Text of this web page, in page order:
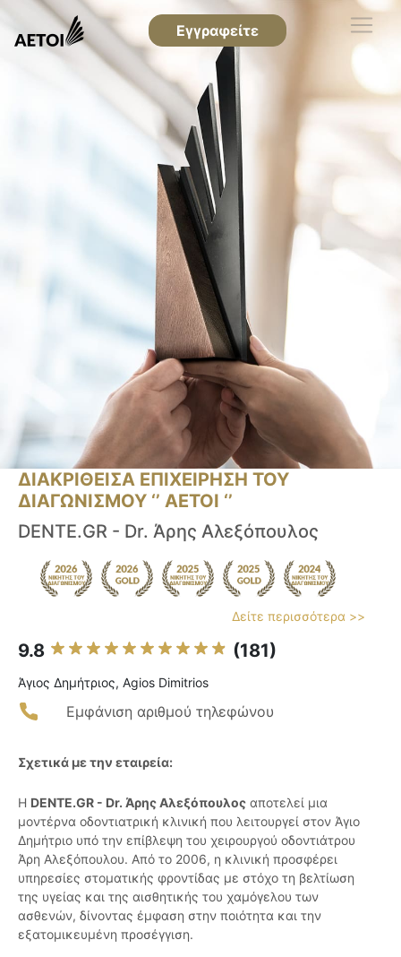
Εγγραφείτε
ΔΙΑΚΡΙΘΕΙΣΑ ΕΠΙΧΕΙΡΗΣΗ ΤΟΥ
ΔΙΑΓΩΝΙΣΜΟΥ ‘’ ΑΕΤΟΙ ‘’
DENTE.GR - Dr. Άρης Αλεξόπουλος
Δείτε περισσότερα >>
9.8 (181)
Άγιος Δημήτριος, Agios Dimitrios
Εμφάνιση αριθμού τηλεφώνου
Σχετικά με την εταιρεία:
Η DENTE.GR - Dr. Άρης Αλεξόπουλος αποτελεί μια
μοντέρνα οδοντιατρική κλινική που λειτουργεί στον Άγιο
Δημήτριο υπό την επίβλεψη του χειρουργού οδοντιάτρου
Άρη Αλεξόπουλου. Από το 2006, η κλινική προσφέρει
υπηρεσίες στοματικής φροντίδας με στόχο τη βελτίωση
της υγείας και της αισθητικής του χαμόγελου των
ασθενών, δίνοντας έμφαση στην ποιότητα και την
εξατομικευμένη προσέγγιση.